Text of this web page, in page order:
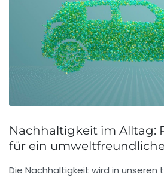
Nachhaltigkeit im Alltag:
für ein
Die Nachhaltigkeit wird in unseren